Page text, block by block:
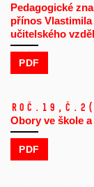
Pedagogické
přínos
učitelského
PDF
Roč.19, č.2
Obory ve škole
PDF